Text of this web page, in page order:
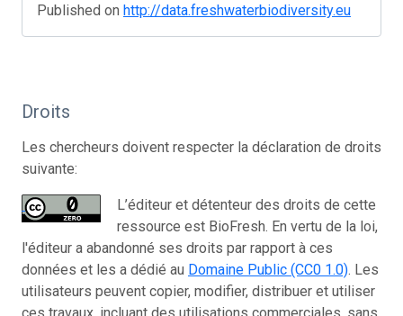
Published on http://data.freshwaterbiodiversity.eu
Droits
Les chercheurs doivent respecter la déclaration de droits
suivante:
L’éditeur et détenteur des droits de cette
ressource est BioFresh. En vertu de la loi,
l'éditeur a abandonné ses droits par rapport à ces
données et les a dédié au Domaine Public (CC0 1.0). Les
utilisateurs peuvent copier, modifier, distribuer et utiliser